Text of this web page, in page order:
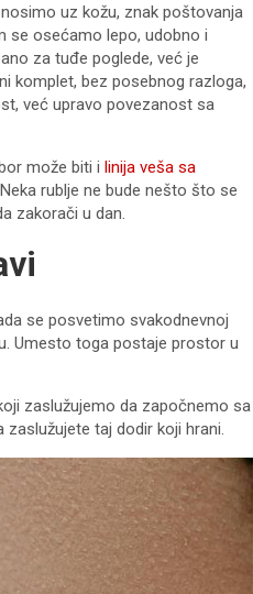
uz kožu, znak poštovanja
se osećamo lepo, udobno i
za tuđe poglede, već je
komplet, bez posebnog razloga,
već upravo povezanost sa
može biti i linija veša sa
rublje ne bude nešto što se
zakorači u dan.
se posvetimo svakodnevnoj
Umesto toga postaje prostor u
zaslužujemo da započnemo sa
taj dodir koji hrani.